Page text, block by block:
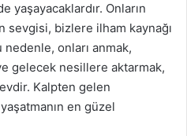
yaşayacaklardır. Onların
sevgisi, bizlere ilham kaynağı
onları anmak,
gelecek nesillere aktarmak,
Kalpten gelen
en güzel